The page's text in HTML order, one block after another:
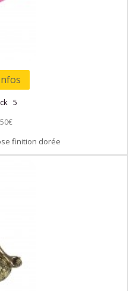
5
finition dorée